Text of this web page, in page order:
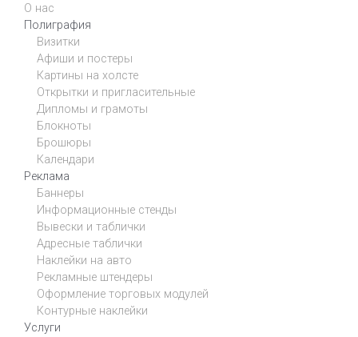
О нас
Полиграфия
Визитки
Афиши и постеры
Картины на холсте
Открытки и пригласительные
Дипломы и грамоты
Блокноты
Брошюры
Календари
Реклама
Баннеры
Информационные стенды
Вывески и таблички
Адресные таблички
Наклейки на авто
Рекламные штендеры
Оформление торговых модулей
Контурные наклейки
Услуги